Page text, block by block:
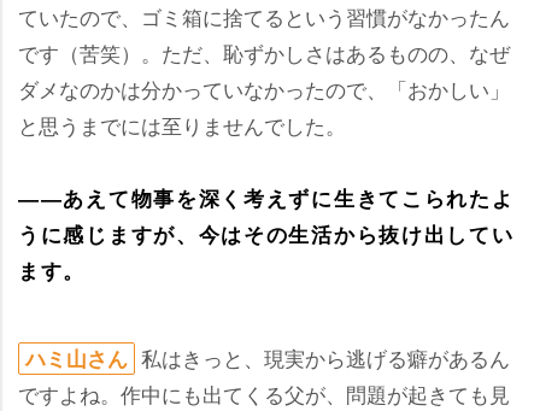
ていたので、ゴミ箱に捨てるという習慣がなかったん
です（苦笑）。ただ、恥ずかしさはあるものの、なぜ
ダメなのかは分かっていなかったので、「おかしい」
と思うまでには至りませんでした。
――あえて物事を深く考えずに生きてこられたよ
うに感じますが、今はその生活から抜け出してい
ます。
ハミ山さん 私はきっと、現実から逃げる癖があるん
ですよね。作中にも出てくる父が、問題が起きても見